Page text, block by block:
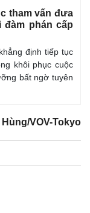
tham vấn đưa
đàm phán cấp
định tiếp tục
khôi phục cuộc
bất ngờ tuyên
Hùng/VOV-Tokyo